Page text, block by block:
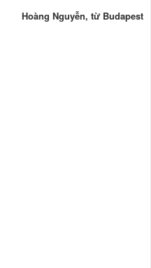
Hoàng Nguyễn, từ Budapest